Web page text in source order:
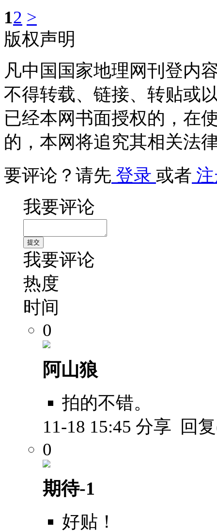
12 >
版权声明
凡中国国家地理网刊登内
不得转载、链接、转贴或
已经本网书面授权的，在
的，本网将追究其相关法
要评论？请先 登录 或者
我要评论
我要评论
热度
时间
0
阿山狼
拍的不错。
11-18 15:45 分享
回
0
期待-1
好贴！